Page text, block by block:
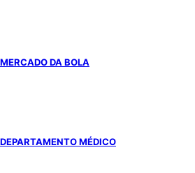
MERCADO DA BOLA
DEPARTAMENTO MÉDICO